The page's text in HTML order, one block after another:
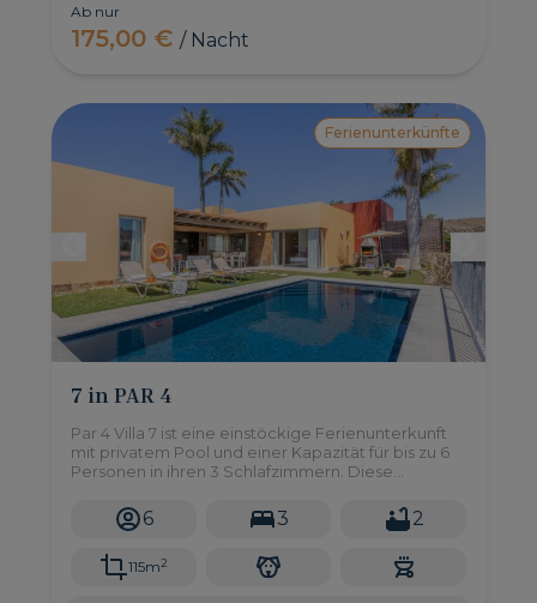
Ab nur
175,00 €/ Nacht
Ferienunterkünfte
7 in PAR 4
Par 4 Villa 7 ist eine einstöckige Ferienunterkunft
mit privatem Pool und einer Kapazität für bis zu 6
Personen in ihren 3 Schlafzimmern. Diese
Salobre Golf Resort, einer privaten Wohngegend
im Süden von Gran Canaria.
6 3 2
115m2